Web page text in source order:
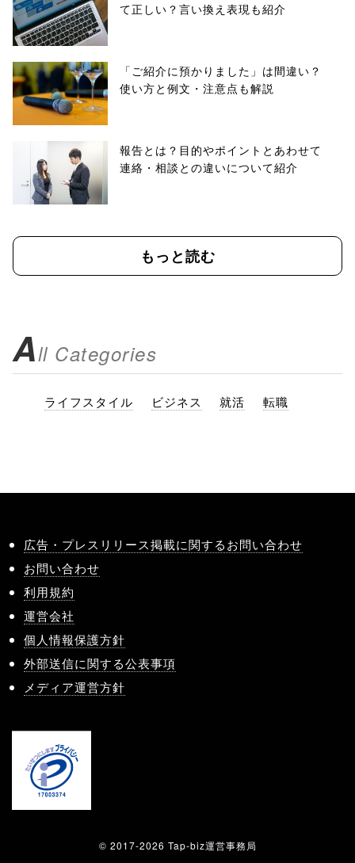
て正しい？言い換え表現も紹介
「ご紹介に預かりました」は間違い？
使い方と例文・注意点も解説
報告とは？目的やポイントとあわせて
連絡・相談との違いについて紹介
もっと読む
All Categories
ライフスタイル ビジネス 就活 転職
広告・プレスリリース掲載に関するお問い合わせ
お問い合わせ
利用規約
運営会社
個人情報保護方針
外部送信に関する公表事項
メディア運営方針
© 2017-2026 Tap-biz運営事務局